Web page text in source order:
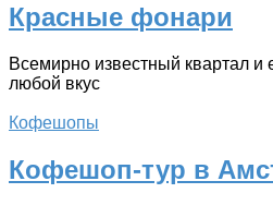
Красные фонари
Всемирно известный квартал и
любой вкус
Кофешопы
Кофешоп-тур в